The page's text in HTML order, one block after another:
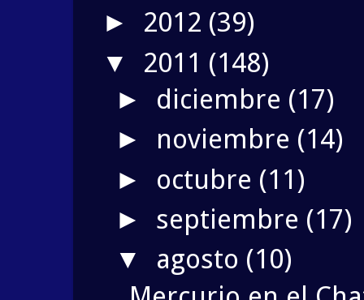
► 2012 (39)
▼ 2011 (148)
► diciembre (17)
► noviembre (14)
► octubre (11)
► septiembre (17)
▼ agosto (10)